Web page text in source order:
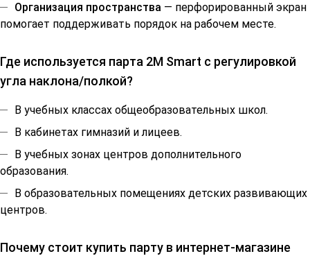
Организация пространства — перфорированный экран
помогает поддерживать порядок на рабочем месте.
Где используется парта 2М Smart с регулировкой
угла наклона/полкой?
В учебных классах общеобразовательных школ.
В кабинетах гимназий и лицеев.
В учебных зонах центров дополнительного
образования.
В образовательных помещениях детских развивающих
центров.
Почему стоит купить парту в интернет-магазине